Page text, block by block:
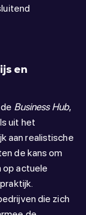
en
Business Hub,
uit het
aan realistische
de kans om
op actuele
die zich